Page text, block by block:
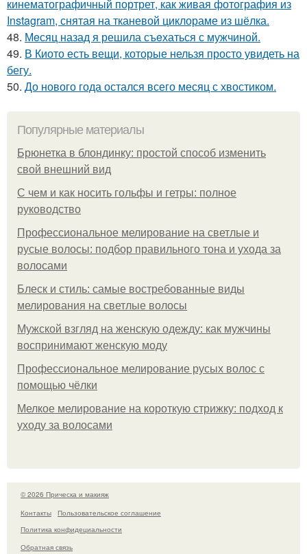
кинематографичный портрет, как живая фотография из
Instagram, снятая на тканевой циклораме из шёлка.
48. Мeсяц назад я решила съeхаться с мужчиной.
49. В Киото есть вещи, которые нельзя просто увидеть на
бегу.
50. До нового года остался всего месяц с хвостиком.
Популярные материалы
Брюнетка в блондинку: простой способ изменить
свой внешний вид
С чем и как носить гольфы и гетры: полное
руководство
Профессиональное мелирование на светлые и
русые волосы: подбор правильного тона и ухода за
волосами
Блеск и стиль: самые востребованные виды
мелирования на светлые волосы
Мужской взгляд на женскую одежду: как мужчины
воспринимают женскую моду
Профессиональное мелирование русых волос с
помощью чёлки
Мелкое мелирование на короткую стрижку: подход к
уходу за волосами
© 2026 Прическа и макияж
Контакты
Пользовательское соглашение
Политика конфидециальности
Обратная связь